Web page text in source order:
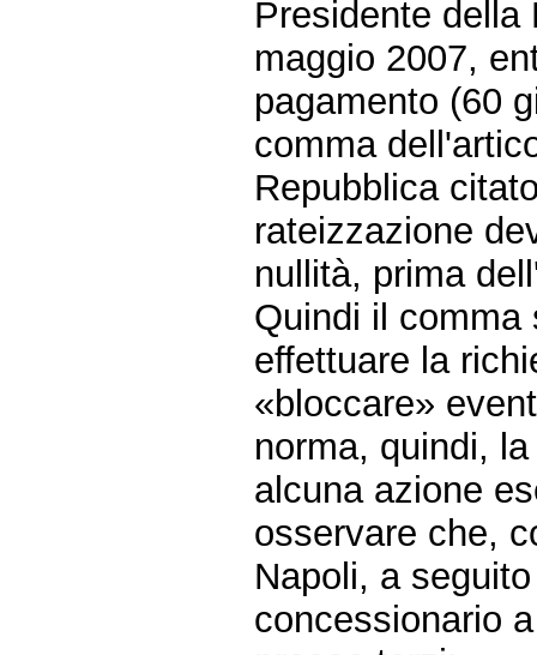
Presidente della
maggio 2007,
pagamento (60
comma
Repubblica
rateizzazione
nullità, prima
Quindi il comma
effettuare la
«bloccare»
norma, quindi,
alcuna azione
osservare che,
Napoli, a
concessionario